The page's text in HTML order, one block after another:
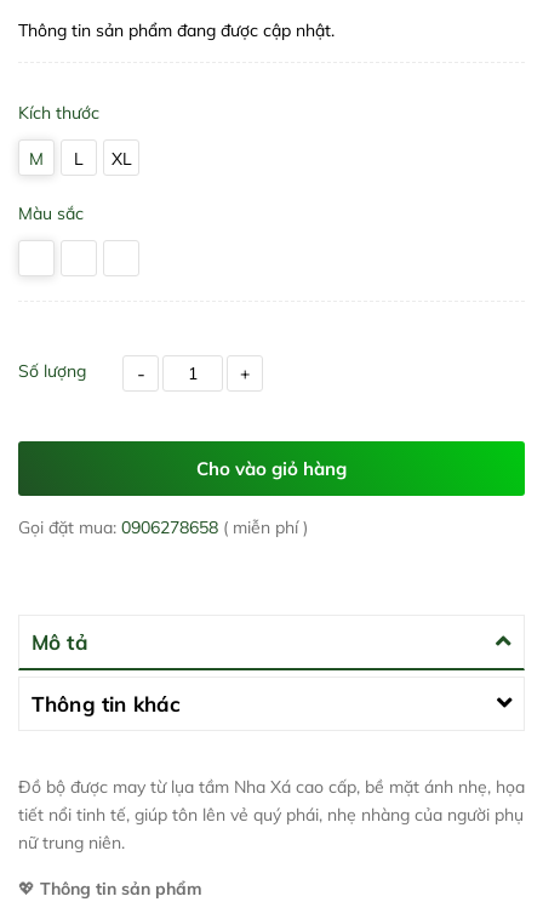
Thông tin sản phẩm đang được cập nhật.
Kích thước
M L XL
Màu sắc
Số lượng - +
Cho vào giỏ hàng
Gọi đặt mua: 0906278658 ( miễn phí )
Mô tả
Thông tin khác
Đồ bộ được may từ lụa tầm Nha Xá cao cấp, bề mặt ánh nhẹ, họa
tiết nổi tinh tế, giúp tôn lên vẻ quý phái, nhẹ nhàng của người phụ
nữ trung niên.
💖 Thông tin sản phẩm